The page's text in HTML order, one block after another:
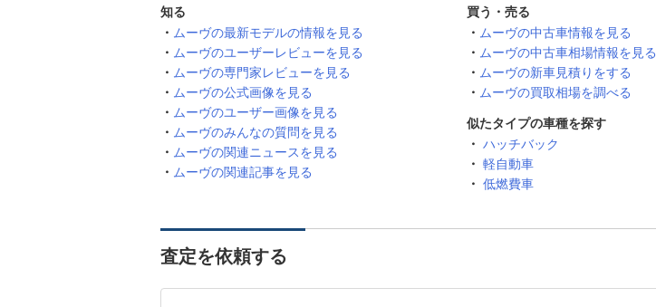
知る
ムーヴの最新モデルの情報を見る
ムーヴのユーザーレビューを見る
ムーヴの専門家レビューを見る
ムーヴの公式画像を見る
ムーヴのユーザー画像を見る
ムーヴのみんなの質問を見る
ムーヴの関連ニュースを見る
ムーヴの関連記事を見る
買う・売る
ムーヴの中古車情報を見る
ムーヴの中古車相場情報を見る
ムーヴの新車見積りをする
ムーヴの買取相場を調べる
似たタイプの車種を探す
ハッチバック
軽自動車
低燃費車
査定を依頼する